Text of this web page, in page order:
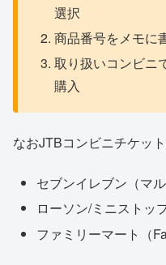
選択
商品番号をメモに
取り扱いコンビニ
購入
なおJTBコンビニチケッ
セブンイレブン（マル
ローソン/ミニストッ
ファミリーマート（